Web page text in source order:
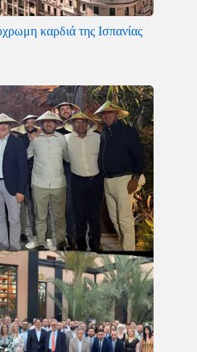
καρδιά της Ισπανίας